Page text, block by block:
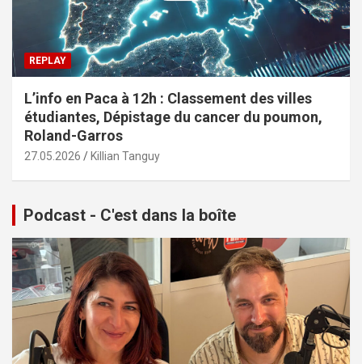
REPLAY
L’info en Paca à 12h : Classement des villes
étudiantes, Dépistage du cancer du poumon,
Roland-Garros
27.05.2026 Killian Tanguy
Podcast - C'est dans la boîte